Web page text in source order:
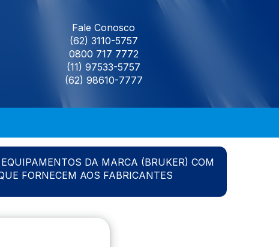
Fale Conosco
(62) 3110-5757
0800 717 7772
(11) 97533-5757
(62) 98610-7777
DA MARCA (BRUKER) COM
FORNECEM AOS FABRICANTES